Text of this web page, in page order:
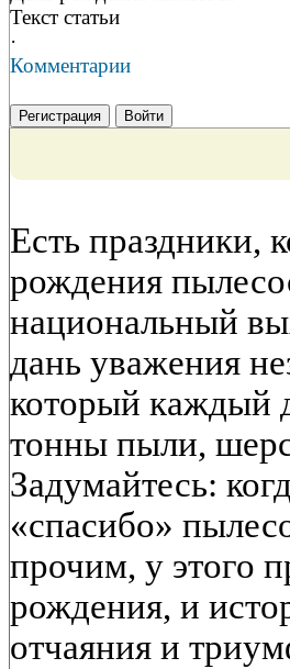
Текст статьи
·
Комментарии
Регистрация Войти
Есть праздники,
рождения
национальный
дань уважения
который каждый
тонны пыли,
Задумайтесь:
«спасибо»
прочим, у этого
рождения, и
отчаяния и